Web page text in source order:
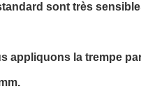
sont très
appliquons la trempe